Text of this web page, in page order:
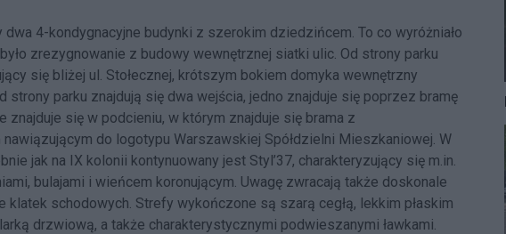
dwa 4-kondygnacyjne budynki z szerokim dziedzińcem. To co wyróżniało
zrezygnowanie z budowy wewnętrznej siatki ulic. Od strony parku
się bliżej ul. Stołecznej, krótszym bokiem domyka wewnętrzny
parku znajdują się dwa wejścia, jedno znajduje się poprzez bramę
znajduje się w podcieniu, w którym znajduje się brama z
do logotypu Warszawskiej Spółdzielni Mieszkaniowej. W
jak na IX kolonii kontynuowany jest Styl’37, charakteryzujący się m.in.
bulajami i wieńcem koronującym. Uwagę zwracają także doskonale
schodowych. Strefy wykończone są szarą cegłą, lekkim płaskim
drzwiową, a także charakterystycznymi podwieszanymi ławkami.